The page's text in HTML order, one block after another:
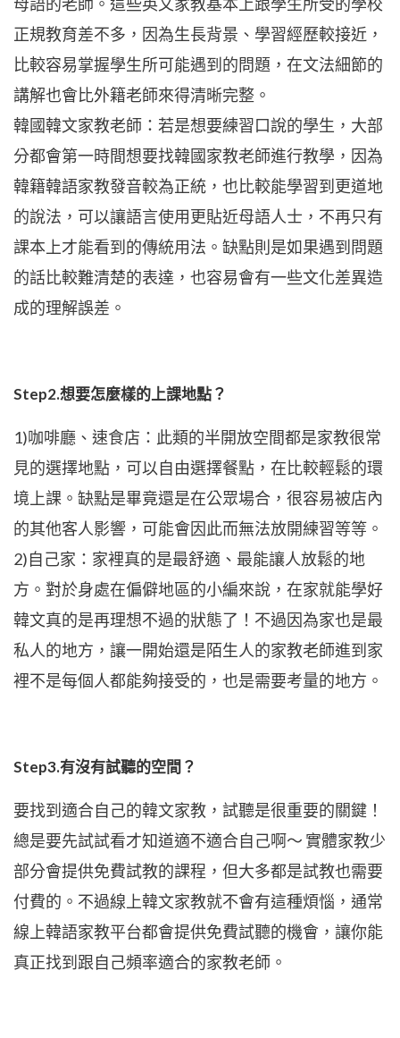
正規教育差不多，因為生長背景、學習經歷較接近，
比較容易掌握學生所可能遇到的問題，在文法細節的
講解也會比外籍老師來得清晰完整。
韓國韓文家教老師：若是想要練習口說的學生，大部
分都會第一時間想要找韓國家教老師進行教學，因為
韓籍韓語家教發音較為正統，也比較能學習到更道地
的說法，可以讓語言使用更貼近母語人士，不再只有
課本上才能看到的傳統用法。缺點則是如果遇到問題
的話比較難清楚的表達，也容易會有一些文化差異造
成的理解誤差。
Step2.想要怎麼樣的上課地點？
1)咖啡廳、速食店：此類的半開放空間都是家教很常
見的選擇地點，可以自由選擇餐點，在比較輕鬆的環
境上課。缺點是畢竟還是在公眾場合，很容易被店內
的其他客人影響，可能會因此而無法放開練習等等。
2)自己家：家裡真的是最舒適、最能讓人放鬆的地
方。對於身處在偏僻地區的小編來說，在家就能學好
韓文真的是再理想不過的狀態了！不過因為家也是最
私人的地方，讓一開始還是陌生人的家教老師進到家
裡不是每個人都能夠接受的，也是需要考量的地方。
Step3.有沒有試聽的空間？
要找到適合自己的韓文家教，試聽是很重要的關鍵！
總是要先試試看才知道適不適合自己啊～ 實體家教少
部分會提供免費試教的課程，但大多都是試教也需要
付費的。不過線上韓文家教就不會有這種煩惱，通常
線上韓語家教平台都會提供免費試聽的機會，讓你能
真正找到跟自己頻率適合的家教老師。